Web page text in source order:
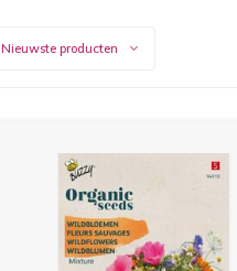
Nieuwste producten